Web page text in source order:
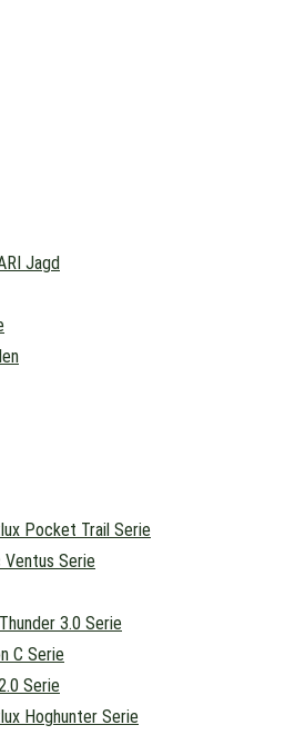
Jagd
Pocket Trail Serie
Ventus Serie
3.0 Serie
C Serie
Serie
Hoghunter Serie